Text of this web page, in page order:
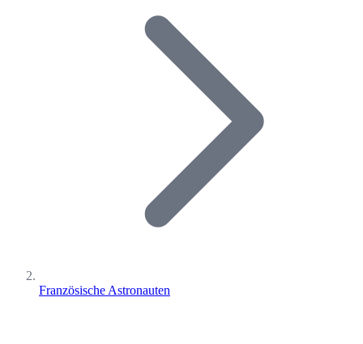
Französische Astronauten